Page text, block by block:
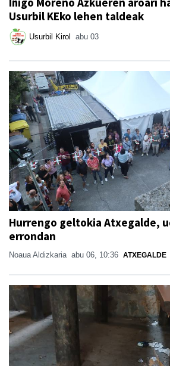
Usurbil KEko lehen taldeak
Usurbil Kirol abu 03
Hurrengo geltokia Atxegalde,
errondan
Noaua Aldizkaria abu 06, 10:36 ATXEGALDE